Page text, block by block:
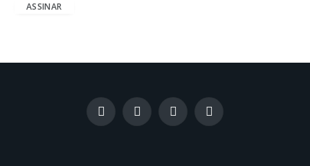
ASSINAR
Facebook
X
(Twitter)
InstagramLinkedIn